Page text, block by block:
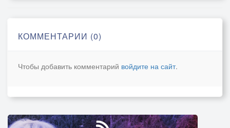
Словно в сказочном сне, ты ко мне прилетишь,
Все мои заблуждения простишь,
Сам себе я скажу, сколько зим, сколько лет
Ничего на земле нереального нет,
КОММЕНТАРИИ (0)
Чтобы добавить комментарий войдите на сайт.